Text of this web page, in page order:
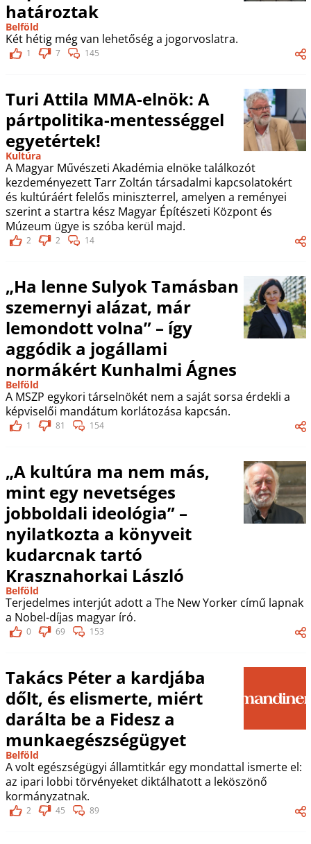
határoztak
Belföld
Két hétig még van lehetőség a jogorvoslatra.
1 7 145
Turi Attila MMA-elnök: A
pártpolitika-mentességgel
egyetértek!
Kultúra
A Magyar Művészeti Akadémia elnöke találkozót
kezdeményezett Tarr Zoltán társadalmi kapcsolatokért
és kultúráért felelős miniszterrel, amelyen a reményei
szerint a startra kész Magyar Építészeti Központ és
Múzeum ügye is szóba kerül majd.
2 2 14
„Ha lenne Sulyok Tamásban
szemernyi alázat, már
lemondott volna” – így
aggódik a jogállami
normákért Kunhalmi Ágnes
Belföld
A MSZP egykori társelnökét nem a saját sorsa érdekli a
képviselői mandátum korlátozása kapcsán.
1 81 154
„A kultúra ma nem más,
mint egy nevetséges
jobboldali ideológia” –
nyilatkozta a könyveit
kudarcnak tartó
Krasznahorkai László
Belföld
Terjedelmes interjút adott a The New Yorker című lapnak
a Nobel-díjas magyar író.
0 69 153
Takács Péter a kardjába
dőlt, és elismerte, miért
darálta be a Fidesz a
munkaegészségügyet
Belföld
A volt egészségügyi államtitkár egy mondattal ismerte el:
az ipari lobbi törvényeket diktálhatott a leköszönő
kormányzatnak.
2 45 89